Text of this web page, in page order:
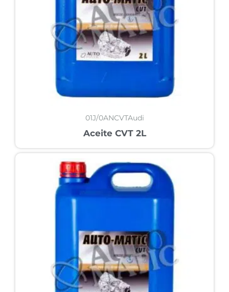
01J/0ANCVTAudi
Aceite CVT 2L